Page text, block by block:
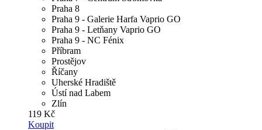
Praha 8
Praha 9 - Galerie Harfa Vaprio GO
Praha 9 - Letňany Vaprio GO
Praha 9 - NC Fénix
Příbram
Prostějov
Říčany
Uherské Hradiště
Ústí nad Labem
Zlín
119 Kč
Koupit